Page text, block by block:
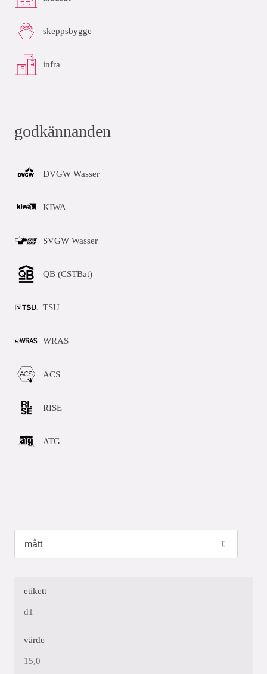
skeppsbygge
infra
godkännanden
DVGW Wasser
KIWA
SVGW Wasser
QB (CSTBat)
TSU
WRAS
ACS
RISE
ATG
etikett
d1
värde
15,0